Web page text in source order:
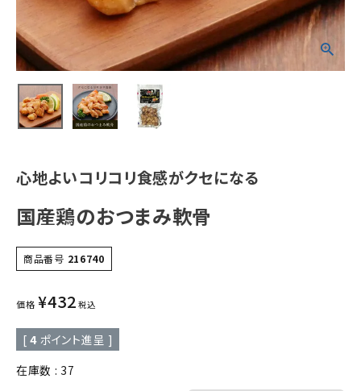
心地よいコリコリ食感がクセになる
国産鶏のおつまみ軟骨
商品番号 216740
価格 ¥432 税込
[ 4 ポイント進呈 ]
在庫数
37